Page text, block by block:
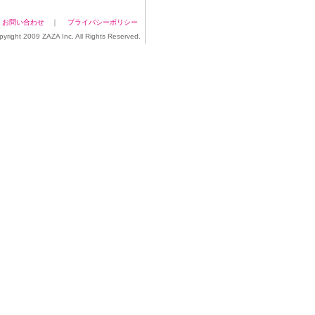
お問い合わせ ｜ プライバシーポリシー
2009 ZAZA Inc. All Rights Reserved.